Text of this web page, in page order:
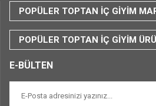
POPÜLER TOPTAN İÇ GİYİM
POPÜLER TOPTAN İÇ GİYİM
E-BÜLTEN